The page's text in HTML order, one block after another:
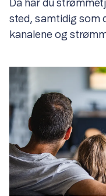
Da har du
sted, samtidig som
kanalene og